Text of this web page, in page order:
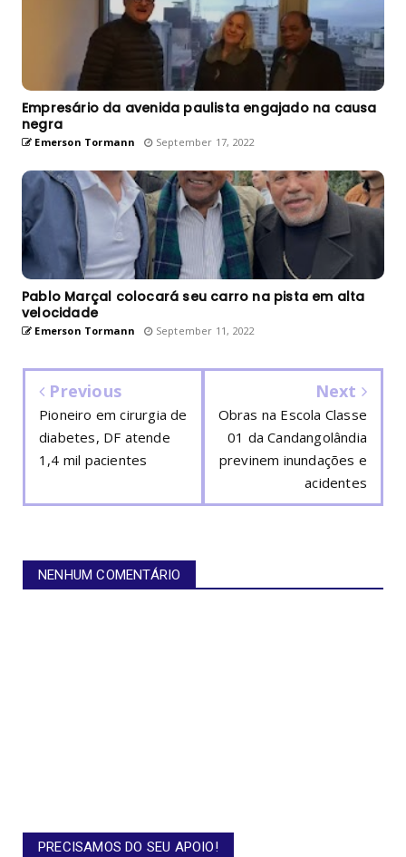
Empresário da avenida paulista engajado na causa
negra
Emerson Tormann September 17, 2022
Pablo Marçal colocará seu carro na pista em alta
velocidade
Emerson Tormann September 11, 2022
Previous
Pioneiro em cirurgia de
diabetes, DF atende
1,4 mil pacientes
Next
Obras na Escola Classe
01 da Candangolândia
previnem inundações e
acidentes
NENHUM COMENTÁRIO
PRECISAMOS DO SEU APOIO!